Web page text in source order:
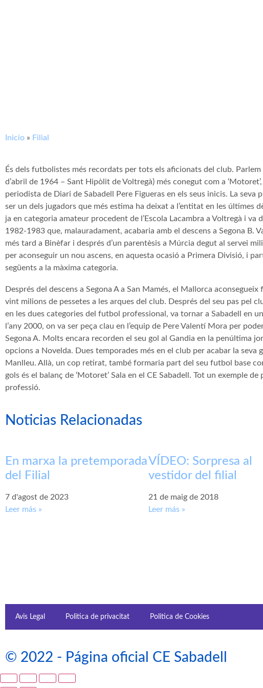
Inicio » Filial
És dels futbolistes més recordats per tots els aficionats del club.
d’abril de 1964 – Sant Hipòlit de Voltregà) més conegut com a
periodista de Diari de Sabadell Pere Figueras en els seus inicis. La
ser un dels jugadors que més estima ha deixat a l’entitat en les últimes
ja en categoria amateur procedent de l’Escola Lacambra a Voltregà i va
1982-1983 que, malauradament, acabaria amb el descens a Segona B.
més tard a Binèfar i després d’un parentèsis a Múrcia degut al servei
per aconseguir un nou ascens, en aquesta ocasió a Primera Divisió, i
següents a la màxima categoria.
Després del descens a Segona A a San Mamés, el Mallorca
vint milions de pessetes a les arques del club. Després del seu pas pel
en les dues categories del futbol professional, va tornar a Sabadell en
l’any 2000, on va ser peça clau en l’equip de Pere Valentí Mora per
Segona A. Molts encara recorden el seu gol al Gandia en la penúltima
opcions a Novelda. Dues temporades més en el club per acabar la seva
Manlleu. Allà, un cop retirat, també formaria part del seu futbol base
gols és el balanç de ‘Motoret’ Sala en el CE Sabadell. Tot un exemple
professió.
Noticias Relacionadas
En marxa la pretemporada
del Filial
7 d'agost de 2023
Leer más »
VÍDEO: Sorpresa al
vestidor del filial
21 de maig de 2018
Leer más »
Avis Legal Politica de privacitat Politica de Cookies
© 2022 - Página oficial CE Sabadell